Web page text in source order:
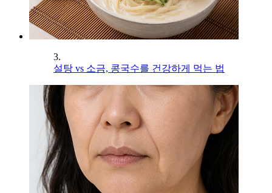
3.
설탕 vs 소금, 콩국수를 건강하게 먹는 법